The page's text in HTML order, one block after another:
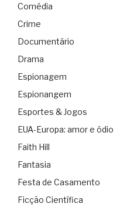
Comédia
Crime
Documentário
Drama
Espionagem
Espionangem
Esportes & Jogos
EUA-Europa: amor e ódio
Faith Hill
Fantasia
Festa de Casamento
Ficção Científica